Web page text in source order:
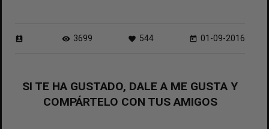
perm_contact_calendar visibility 3699 favorite 544 today 01-09-2016
SI TE HA GUSTADO, DALE A ME GUSTA Y
COMPÁRTELO CON TUS AMIGOS